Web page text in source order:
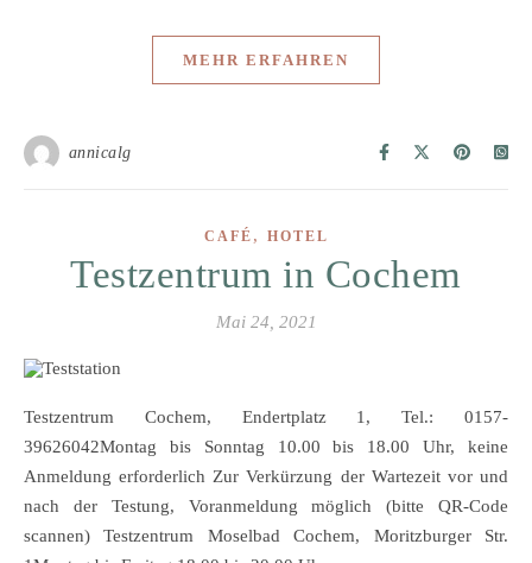
MEHR ERFAHREN
annicalg
CAFÉ , HOTEL
Testzentrum in Cochem
Mai 24, 2021
Testzentrum Cochem, Endertplatz 1, Tel.: 0157-
39626042Montag bis Sonntag 10.00 bis 18.00 Uhr, keine
Anmeldung erforderlich Zur Verkürzung der Wartezeit vor und
nach der Testung, Voranmeldung möglich (bitte QR-Code
scannen) Testzentrum Moselbad Cochem, Moritzburger Str.